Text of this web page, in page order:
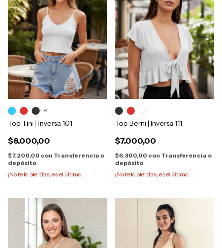
Top Tini | Inversa 101
$8.000,00
$7.200,00 con Transferencia o
depósito
¡No te lo pierdas, es el último!
+1
Top Berni | Inversa 111
$7.000,00
$6.300,00 con Transferencia o
depósito
¡No te lo pierdas, es el último!